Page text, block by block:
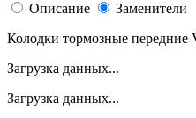
Описание
Заменители
Колодки тормозные передние
Загрузка данных...
Загрузка данных...